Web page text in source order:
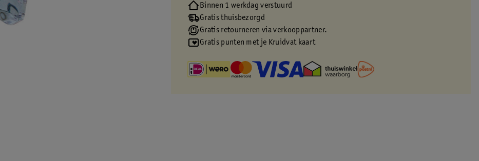
Binnen 1 werkdag verstuurd
Gratis thuisbezorgd
Gratis retourneren via verkooppartner.
Gratis punten met je Kruidvat kaart